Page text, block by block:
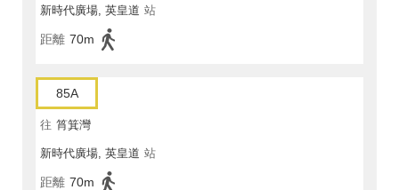
新時代廣場, 英皇道 站
距離 70m
85A
往 筲箕灣
新時代廣場, 英皇道 站
距離 70m